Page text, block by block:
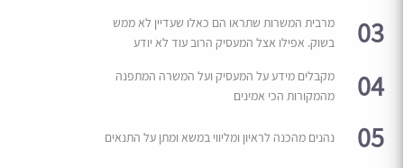
03
מרבית המשרות שתראו הם כאלו שעדיין לא ממש
בשוק. אפילו אצל המעסיק הרוב עוד לא יודע
04
מקבלים מידע על המעסיק ועל המשרה המתפנה
מהמקורות הכי אמינים
05 נהנים מהכנה לראיון ומליווי במשא ומתן על התנאים